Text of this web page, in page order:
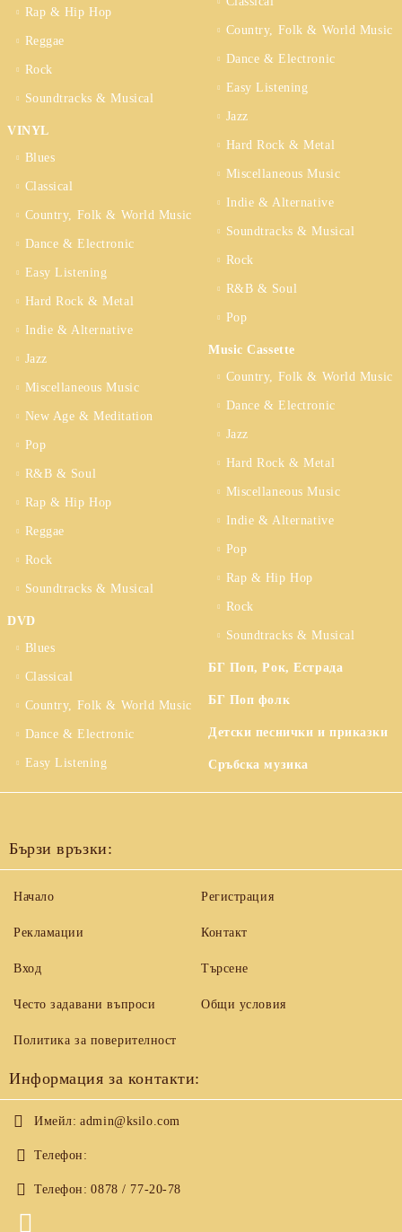
Rap & Hip Hop
Reggae
Rock
Soundtracks & Musical
VINYL
Blues
Classical
Country, Folk & World Music
Dance & Electronic
Easy Listening
Hard Rock & Metal
Indie & Alternative
Jazz
Miscellaneous Music
New Age & Meditation
Pop
R&B & Soul
Rap & Hip Hop
Reggae
Rock
Soundtracks & Musical
DVD
Blues
Classical
Country, Folk & World Music
Dance & Electronic
Easy Listening
Country, Folk & World Music
Dance & Electronic
Easy Listening
Jazz
Hard Rock & Metal
Miscellaneous Music
Indie & Alternative
Soundtracks & Musical
Rock
R&B & Soul
Pop
Music Cassette
Country, Folk & World Music
Dance & Electronic
Jazz
Hard Rock & Metal
Miscellaneous Music
Indie & Alternative
Pop
Rap & Hip Hop
Rock
Soundtracks & Musical
БГ Поп, Рок, Естрада
БГ Поп фолк
Детски песнички и приказки
Сръбска музика
Бързи връзки:
Начало
Рекламации
Вход
Често задавани въпроси
Регистрация
Контакт
Търсене
Общи условия
Политика за поверителност
Информация за контакти:
Имейл: admin@ksilo.com
Телефон:
Телефон: 0878 / 77-20-78